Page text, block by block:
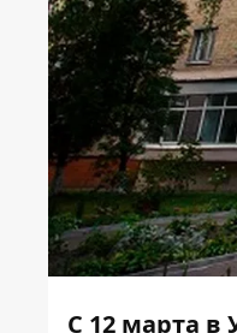
С 12 марта в